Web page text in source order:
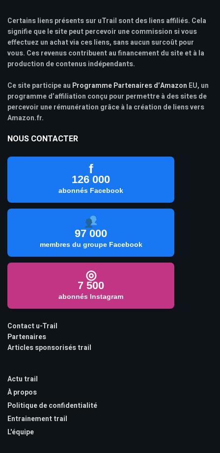
Certains liens présents sur uTrail sont des liens affiliés. Cela
signifie que le site peut percevoir une commission si vous
effectuez un achat via ces liens, sans aucun surcoût pour
vous. Ces revenus contribuent au financement du site et à la
production de contenus indépendants.
Ce site participe au Programme Partenaires d’Amazon EU, un
programme d’affiliation conçu pour permettre à des sites de
percevoir une rémunération grâce à la création de liens vers
Amazon.fr.
NOUS CONTACTER
f
126 000
abonnés Facebook
97 000
membres du groupe Facebook
◎
7 500
abonnés Instagram
Contact u-Trail
Partenaires
Articles sponsorisés trail
Actu trail
À propos
Politique de confidentialité
Entrainement trail
L'équipe